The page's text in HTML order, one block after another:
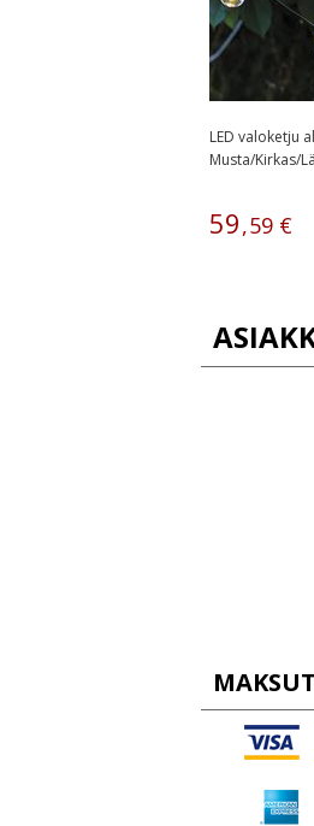
LED valoketju
Musta/Kirkas/
59,59 €